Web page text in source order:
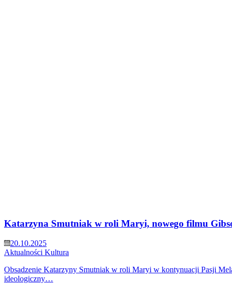
Katarzyna Smutniak w roli Maryi, nowego filmu
20.10.2025
Aktualności Kultura
Obsadzenie Katarzyny Smutniak w roli Maryi w kontynuacji Pasji
ideologiczny…